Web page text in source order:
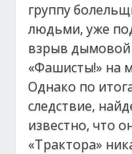
группу
людьми, уже
взрыв
«Фашисты!» на
Однако по
следствие,
известно, что
«Трактора»